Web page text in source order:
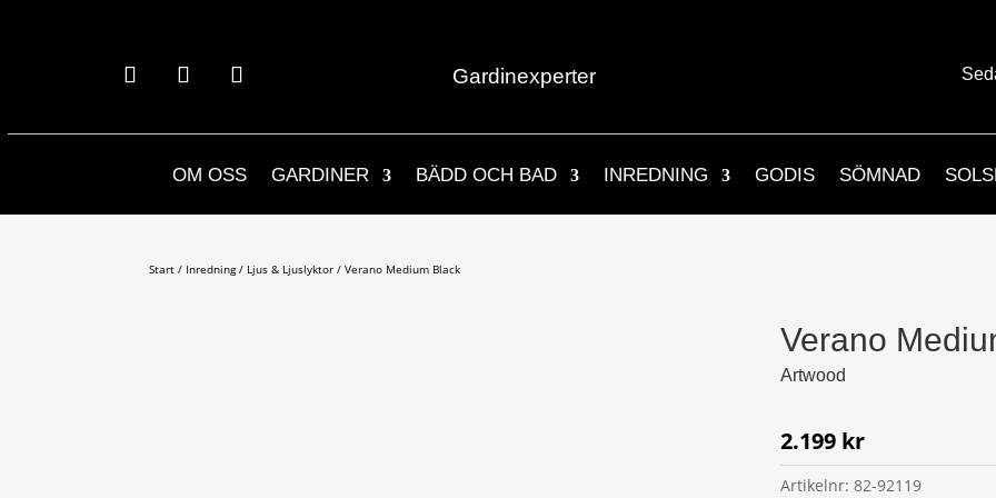
Gardinexperter
OM OSS GARDINER BÄDD OCH BAD INREDNING GODIS SÖMNAD
Start / Inredning/ Ljus & Ljuslyktor / Verano Medium Black
Verano
Artwood
2.199 kr
Artikelnr: 82-92119